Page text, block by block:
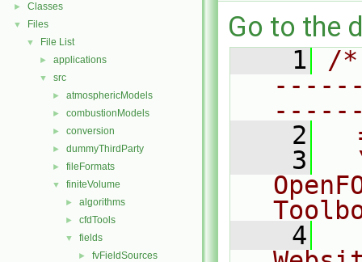
► Classes
▼ Files
▼ File List
► applications
▼ src
► atmosphericModels
► combustionModels
► conversion
► dummyThirdParty
► fileFormats
▼ finiteVolume
► algorithms
► cfdTools
▼ fields
► fvFieldSources
Go to the
    1
/
    2
    3
    4